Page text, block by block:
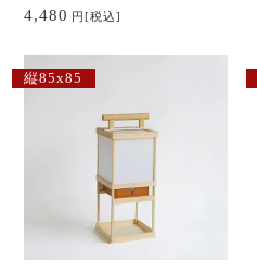
ン
4,480 円 [税込]
縦85x85